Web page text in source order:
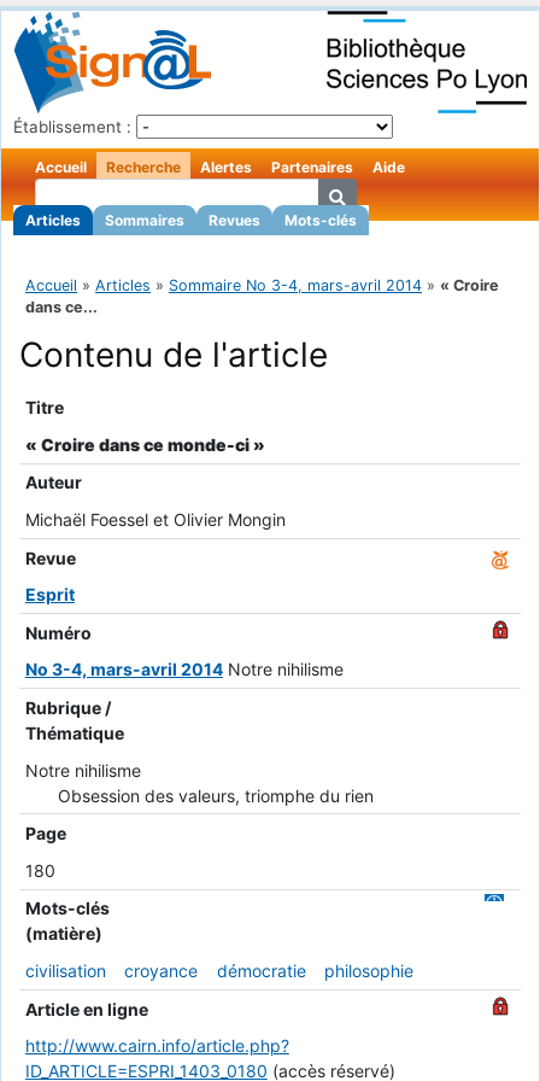
Établissement :
Accueil Recherche
Articles Sommaires Revues Mots-clés
Alertes Partenaires Aide
Accueil » Articles » Sommaire No 3-4, mars-avril 2014 » « Croire
dans ce...
Contenu de l'article
Titre
« Croire dans ce monde-ci »
Auteur
Michaël Foessel et Olivier Mongin
Revue
Esprit
Numéro
No 3-4, mars-avril 2014 Notre nihilisme
Rubrique /
Thématique
Notre nihilisme
Obsession des valeurs, triomphe du rien
Page
180
Mots-clés
(matière)
civilisation
croyance démocratie
philosophie
Article en ligne
http://www.cairn.info/article.php?
ID_ARTICLE=ESPRI_1403_0180 (accès réservé)